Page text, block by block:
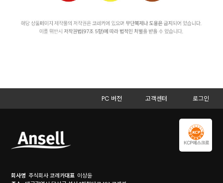
PC 버전 고객센터 로그인
회사명 주식회사 코레카대표 이상윤